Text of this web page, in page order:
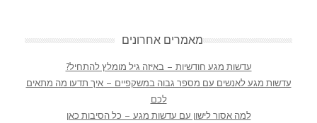
מאמרים אחרונים
עדשות מגע חודשיות – באיזה גיל מומלץ להתחיל?
עדשות מגע לאנשים עם מספר גבוה במשקפיים – איך תדעו מה מתאים
לכם
למה אסור לישון עם עדשות מגע – כל הסיבות כאן